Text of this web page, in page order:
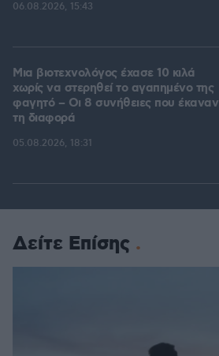
06.08.2026, 15:43
Μια βιοτεχνολόγος έχασε 10 κιλά
χωρίς να στερηθεί το αγαπημένο της
φαγητό – Οι 8 συνήθειες που έκαναν
τη διαφορά
05.08.2026, 18:31
Δείτε Επίσης